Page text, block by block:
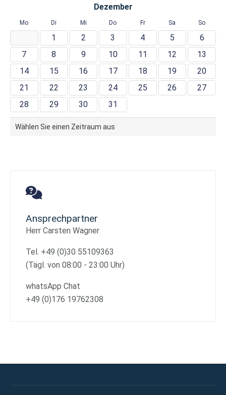
Dezember
Mo Di Mi Do Fr Sa So
1 2 3 4 5
6
7
8 9 10 11 12
13
14
15 16 17 18 19
20
21
22 23 24 25 26
27
28
29 30 31
Wählen Sie einen Zeitraum aus
Ansprechpartner
Herr Carsten Wagner
Tel. +49 (0)30 55109363
(Tägl. von 08:00 - 23:00 Uhr)
whatsApp Chat
+49 (0)176 19762308